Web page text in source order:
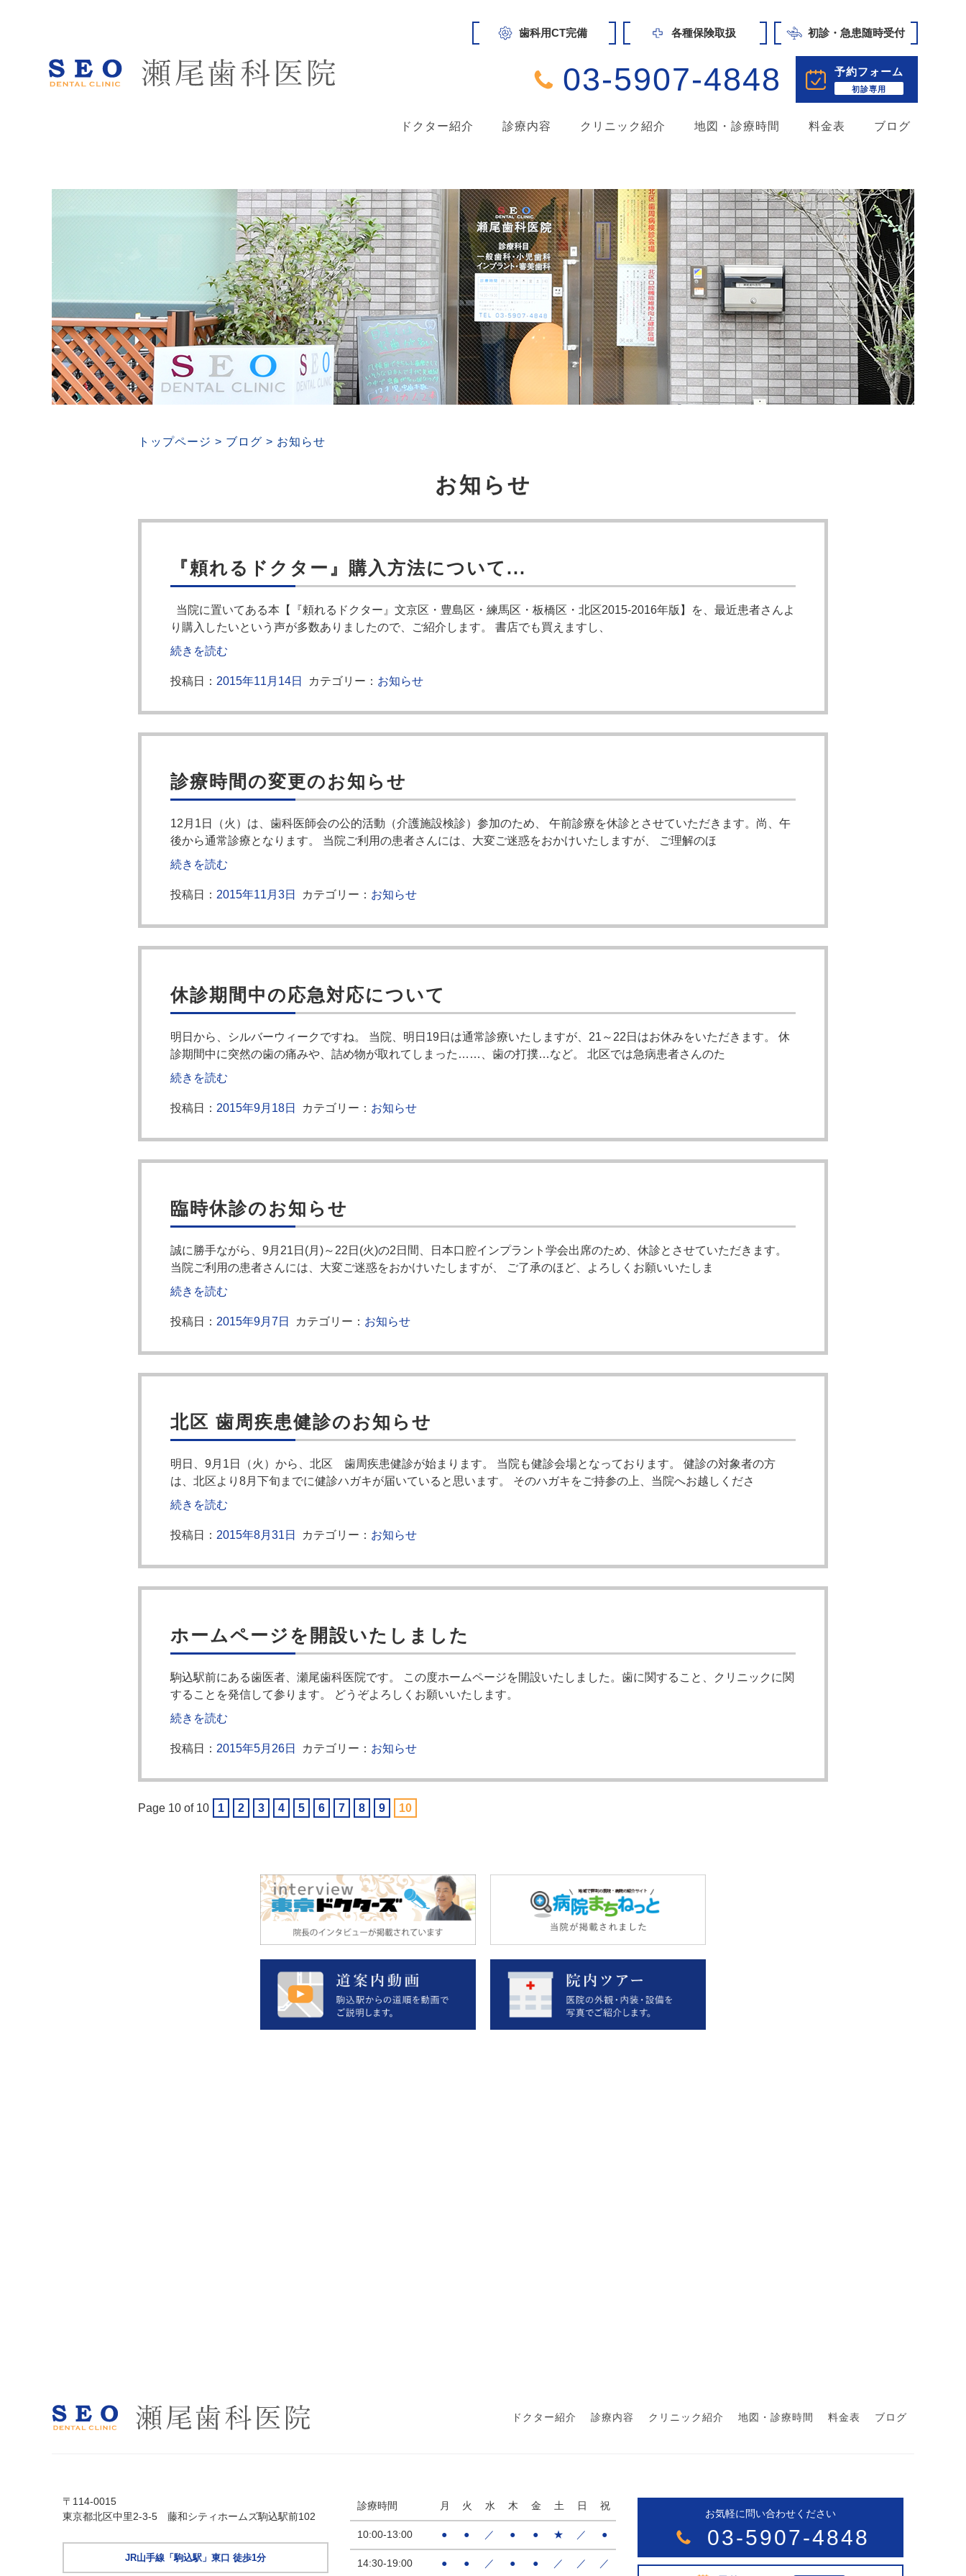
歯科用CT完備 各種保険取扱 初診・急患随時受付
03-5907-4848 予約フォーム
初診専用
ドクター紹介 診療内容 クリニック紹介 地図・診療時間 料金表 ブログ
トップページ > ブログ > お知らせ
お知らせ
『頼れるドクター』購入方法について...
当院に置いてある本【『頼れるドクター』文京区・豊島区・練馬区・板橋区・北区2015-2016年版】を、最近患者さんよ
り購入したいという声が多数ありましたので、ご紹介します。 書店でも買えますし、
続きを読む
投稿日： 2015年11月14日 カテゴリー： お知らせ
診療時間の変更のお知らせ
12月1日（火）は、歯科医師会の公的活動（介護施設検診）参加のため、 午前診療を休診とさせていただきます。尚、午
後から通常診療となります。 当院ご利用の患者さんには、大変ご迷惑をおかけいたしますが、 ご理解のほ
続きを読む
投稿日： 2015年11月3日 カテゴリー： お知らせ
休診期間中の応急対応について
明日から、シルバーウィークですね。 当院、明日19日は通常診療いたしますが、21～22日はお休みをいただきます。 休
診期間中に突然の歯の痛みや、詰め物が取れてしまった……、歯の打撲…など。 北区では急病患者さんのた
続きを読む
投稿日： 2015年9月18日 カテゴリー： お知らせ
臨時休診のお知らせ
誠に勝手ながら、9月21日(月)～22日(火)の2日間、日本口腔インプラント学会出席のため、休診とさせていただきます。
当院ご利用の患者さんには、大変ご迷惑をおかけいたしますが、 ご了承のほど、よろしくお願いいたしま
続きを読む
投稿日： 2015年9月7日 カテゴリー： お知らせ
北区 歯周疾患健診のお知らせ
明日、9月1日（火）から、北区 歯周疾患健診が始まります。 当院も健診会場となっております。 健診の対象者の方
は、北区より8月下旬までに健診ハガキが届いていると思います。 そのハガキをご持参の上、当院へお越しくださ
続きを読む
投稿日： 2015年8月31日 カテゴリー： お知らせ
ホームページを開設いたしました
駒込駅前にある歯医者、瀬尾歯科医院です。 この度ホームページを開設いたしました。歯に関すること、クリニックに関
することを発信して参ります。 どうぞよろしくお願いいたします。
続きを読む
投稿日： 2015年5月26日 カテゴリー： お知らせ
Page 10 of 10 1 2 3 4 5 6 7 8 9 10
ドクター紹介 診療内容 クリニック紹介 地図・診療時間 料金表 ブログ
〒114-0015
東京都北区中里2-3-5 藤和シティホームズ駒込駅前102
JR山手線「駒込駅」東口 徒歩1分
診療時間 月 火 水 木 金 土 日 祝
10:00-13:00 ● ● ／ ● ● ★ ／ ●
14:30-19:00 ● ● ／ ● ● ／ ／ ／
お気軽に問い合わせください
03-5907-4848